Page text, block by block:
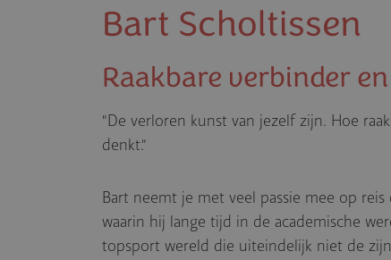
Bart Scholtissen
Raakbare verbinder
"De verloren kunst van jezelf zijn. Hoe
denkt."
Bart neemt je met veel passie mee op
waarin hij lange tijd in de academische
topsport wereld die uiteindelijk niet de